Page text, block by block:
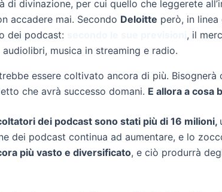
divinazione, per cui quello che leggerete
accadere mai. Secondo Deloitte però, in
dei podcast:
, il
audiolibri, musica in streaming e radio.
essere coltivato ancora di più. Bisognerà
che avrà successo domani. E allora a cosa
dei podcast sono stati più di 16 milioni,
dei podcast continua ad aumentare, e lo
più vasto e diversificato, e ciò produrrà